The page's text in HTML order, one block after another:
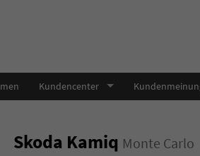
Kundencenter
Skoda Kamiq Monte Carlo